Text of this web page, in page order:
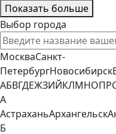
Показать больше
Выбор города
МоскваСанкт-
ПетербургНовосибирск
АБВГДЕЖЗИЙКЛМНОПР
А
АстраханьАрхангельск
Б